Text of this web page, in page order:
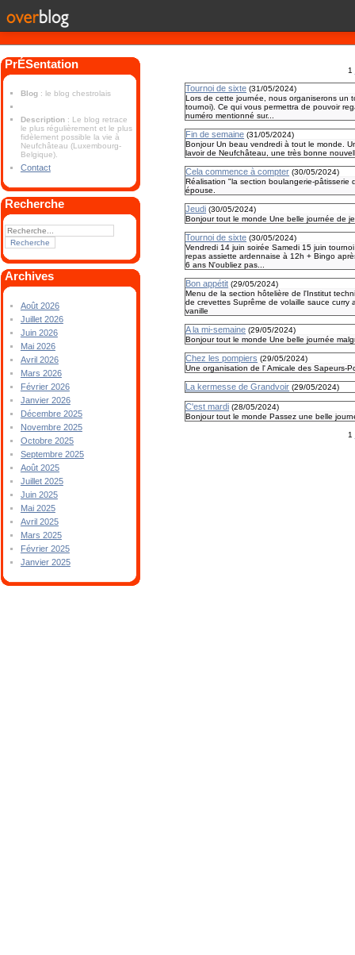
PrÉSentation
Blog : le blog chestrolais
Description : Le blog retrace
le plus régulièrement et le plus
fidèlement possible la vie à
Neufchâteau (Luxembourg-
Belgique).
Contact
Recherche
Archives
Août 2026
Juillet 2026
Juin 2026
Mai 2026
Avril 2026
Mars 2026
Février 2026
Janvier 2026
Décembre 2025
Novembre 2025
Octobre 2025
Septembre 2025
Août 2025
Juillet 2025
Juin 2025
Mai 2025
Avril 2025
Mars 2025
Février 2025
Janvier 2025
1
Tournoi de sixte (31/05/2024)
Lors de cette journée, nous organiserons un
tournoi). Ce qui vous permettra de pouvoir
numéro mentionné sur...
Fin de semaine (31/05/2024)
Bonjour Un beau vendredi à tout le monde.
lavoir de Neufchâteau, une très bonne
Cela commence à compter (30/05/2024)
Réalisation "la section boulangerie-
épouse.
Jeudi (30/05/2024)
Bonjour tout le monde Une belle journée de
Tournoi de sixte (30/05/2024)
Vendredi 14 juin soirée Samedi 15 juin
repas assiette ardennaise à 12h + Bingo
6 ans N'oubliez pas...
Bon appétit (29/05/2024)
Menu de la section hôtelière de l'Institut
de crevettes Suprême de volaille sauce
vanille
A la mi-semaine (29/05/2024)
Bonjour tout le monde Une belle journée
Chez les pompiers (29/05/2024)
Une organisation de l' Amicale des Sapeurs-
La kermesse de Grandvoir (29/05/2024)
C'est mardi (28/05/2024)
Bonjour tout le monde Passez une belle
1